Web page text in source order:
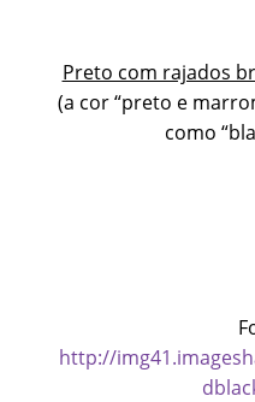
Preto com rajados
(a cor “preto e
como
http://